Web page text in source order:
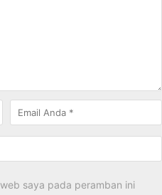
saya pada peramban ini